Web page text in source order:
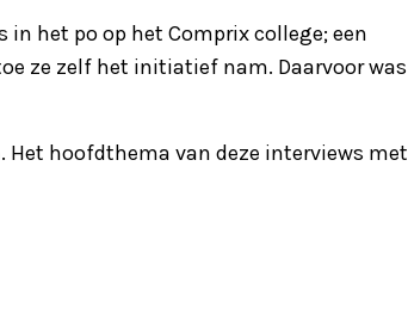
in het po op het Comprix college; een
ze zelf het initiatief nam. Daarvoor was
Het hoofdthema van deze interviews met